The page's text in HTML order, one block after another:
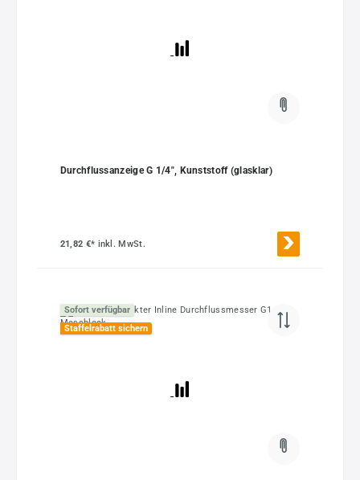
Durchflussanzeige G 1/4", Kunststoff (glasklar)
21,82 €* inkl. MwSt.
Sofort verfügbar
Staffelrabatt sichern